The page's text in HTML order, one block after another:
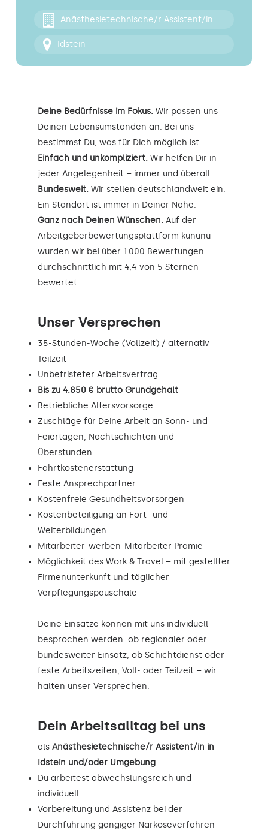
Kontakt
Anästhesietechnische/r Assistent/in
Idstein
Deine Bedürfnisse im Fokus. Wir passen uns
Deinen Lebensumständen an. Bei uns
bestimmst Du, was für Dich möglich ist.
Einfach und unkompliziert. Wir helfen Dir in
jeder Angelegenheit – immer und überall.
Bundesweit. Wir stellen deutschlandweit ein.
Ein Standort ist immer in Deiner Nähe.
Ganz nach Deinen Wünschen. Auf der
Arbeitgeberbewertungsplattform kununu
wurden wir bei über 1.000 Bewertungen
durchschnittlich mit 4,4 von 5 Sternen
bewertet.
Unser Versprechen
35-Stunden-Woche (Vollzeit) / alternativ
Teilzeit
Unbefristeter Arbeitsvertrag
Bis zu 4.850 € brutto Grundgehalt
Betriebliche Altersvorsorge
Zuschläge für Deine Arbeit an Sonn- und
Feiertagen, Nachtschichten und
Überstunden
Fahrtkostenerstattung
Feste Ansprechpartner
Kostenfreie Gesundheitsvorsorgen
Kostenbeteiligung an Fort- und
Weiterbildungen
Mitarbeiter-werben-Mitarbeiter Prämie
Möglichkeit des Work & Travel – mit gestellter
Firmenunterkunft und täglicher
Verpflegungspauschale
Deine Einsätze können mit uns individuell
besprochen werden: ob regionaler oder
bundesweiter Einsatz, ob Schichtdienst oder
feste Arbeitszeiten, Voll- oder Teilzeit – wir
halten unser Versprechen.
Dein Arbeitsalltag bei uns
als Anästhesietechnische/r Assistent/in in
Idstein und/oder Umgebung.
Du arbeitest abwechslungsreich und
individuell
Vorbereitung und Assistenz bei der
Durchführung gängiger Narkoseverfahren